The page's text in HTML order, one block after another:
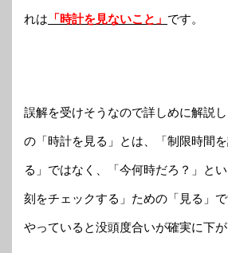
れは 「時計を見ないこと」 です。
誤解を受けそうなので詳しめに解説
の「時計を見る」とは、「制限時間
る」ではなく、「今何時だろ？」と
刻をチェックする」ための「見る」
やっていると没頭度合いが確実に下が